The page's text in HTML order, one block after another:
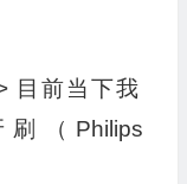
目前当下我
（Philips